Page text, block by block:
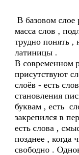
В базовом слое
масса слов ,
трудно понять ,
латиницы .
В современном
присутствуют
слоёв - есть
становления
буквам , есть
закрепился в
есть слова ,
позднее , когда
свободно .